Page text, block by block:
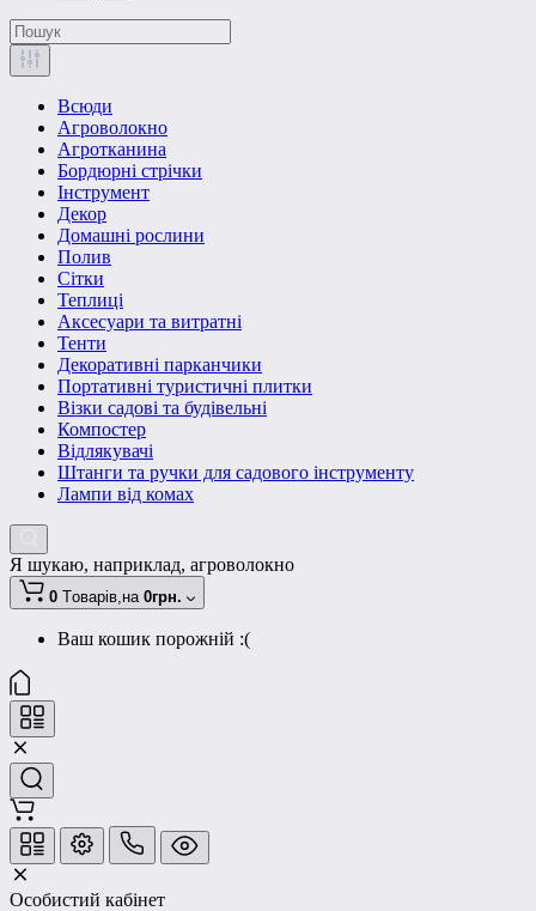
Всюди
Агроволокно
Агротканина
Бордюрні стрічки
Інструмент
Декор
Домашні рослини
Полив
Сітки
Теплиці
Аксесуари та витратні
Тенти
Декоративні парканчики
Портативні туристичні плитки
Візки садові та будівельні
Компостер
Відлякувачі
Штанги та ручки для садового інструменту
Лампи від комах
Я шукаю, наприклад, агроволокно
0 Tоварів,на 0грн.
Ваш кошик порожній :(
Особистий кабінет